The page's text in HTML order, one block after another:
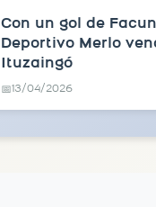
Con un gol de
Deportivo Merlo
Ituzaingó
📅13/04/2026